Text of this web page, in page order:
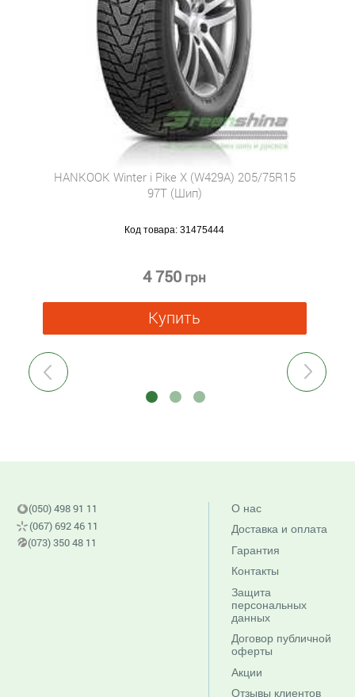
Previous
HANKOOK Winter i Pike X (W429A) 205/75R15
97T (Шип)
Код товара:31475444
4 750 грн
Купить
Next
(050) 498 91 11
(067) 692 46 11
(073) 350 48 11
О нас
Доставка и оплата
Гарантия
Контакты
Защита
персональных
данных
Договор публичной
оферты
Акции
Отзывы клиентов